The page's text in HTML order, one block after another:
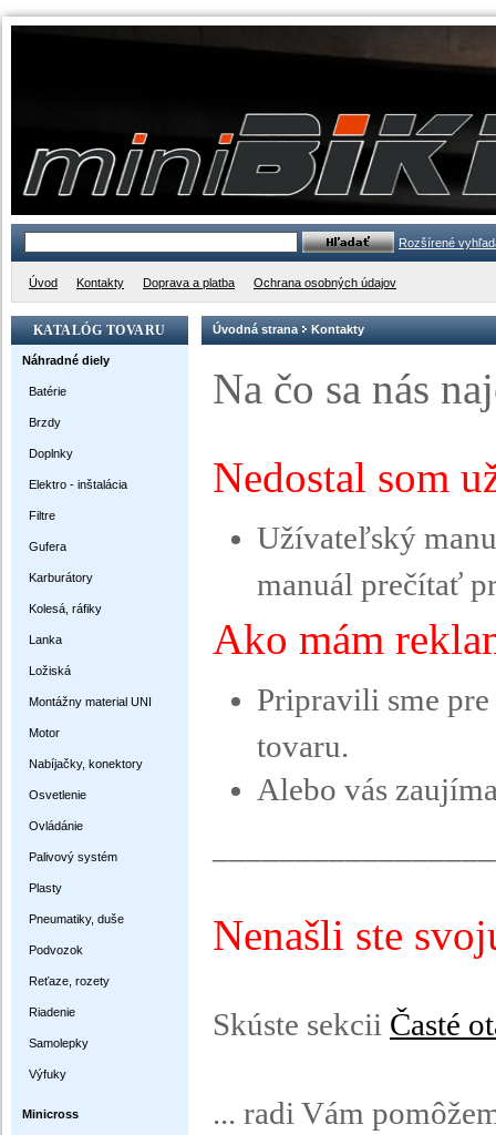
Rozšírené
Úvod Kontakty Doprava a platba Ochrana osobných údajov
KATALÓG TOVARU
Náhradné diely
Batérie
Brzdy
Doplnky
Elektro - inštalácia
Filtre
Gufera
Karburátory
Kolesá, ráfiky
Lanka
Ložiská
Montážny material UNI
Motor
Nabíjačky, konektory
Osvetlenie
Ovládánie
Palivový systém
Plasty
Pneumatiky, duše
Podvozok
Reťaze, rozety
Riadenie
Samolepky
Výfuky
Minicross
Úvodná strana Kontakty
Na čo sa nás
Nedostal som
Užívateľský
manuál prečítať
Ako mám
Pripravili sme
tovaru.
Alebo vás
Nenašli ste
Skúste sekcii Časté
... radi Vám